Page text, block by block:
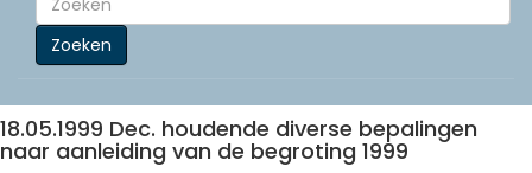
Zoeken
18.05.1999 Dec. houdende diverse bepalingen
naar aanleiding van de begroting 1999